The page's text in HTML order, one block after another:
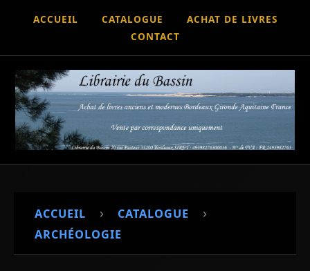
ACCUEIL CATALOGUE
ACHAT DE LIVRES
CONTACT
ACCUEIL › CATALOGUE ›
ARCHÉOLOGIE